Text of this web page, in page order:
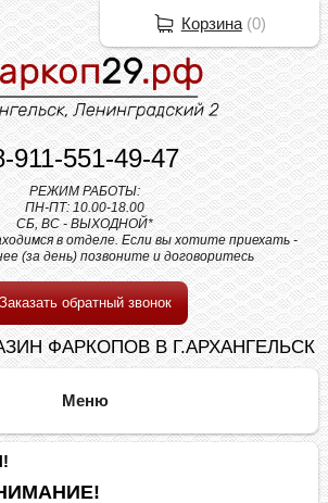
911-551-49-47
РЕЖИМ РАБОТЫ:
ПН-ПТ: 10.00-18.00
СБ, ВС - ВЫХОДНОЙ*
в отделе. Если вы хотите приехать -
(за день) позвоните и договоритесь
Заказать обратный звонок
ФАРКОПОВ В Г.АРХАНГЕЛЬСК
Корзина(0)